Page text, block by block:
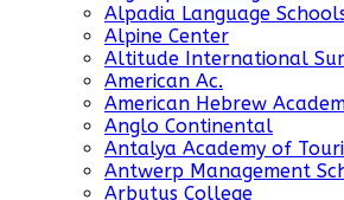
Alpadia Language
Alpine Center
Altitude International
American Ac.
American Hebrew
Anglo Continental
Antalya Academy of
Antwerp Management
Arbutus College